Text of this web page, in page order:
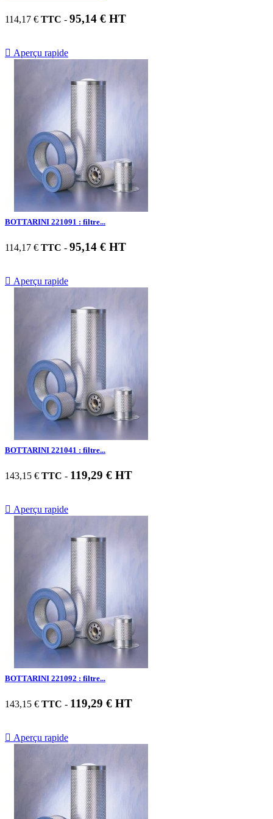
114,17 € TTC - 95,14 € HT
 Aperçu rapide
BOTTARINI 221091 : filtre...
114,17 € TTC - 95,14 € HT
 Aperçu rapide
BOTTARINI 221041 : filtre...
143,15 € TTC - 119,29 € HT
 Aperçu rapide
BOTTARINI 221092 : filtre...
143,15 € TTC - 119,29 € HT
 Aperçu rapide